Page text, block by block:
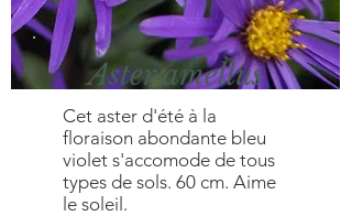
Aster amellus
Cet aster d'été à la
floraison abondante bleu
violet s'accomode de tous
types de sols. 60 cm. Aime
le soleil.